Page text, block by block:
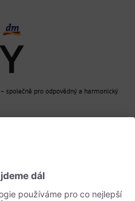
společně pro odpovědný a harmonický